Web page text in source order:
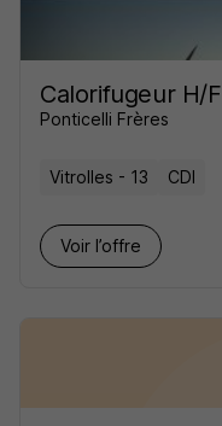
Calorifugeur H/F
Ponticelli Frères
Vitrolles - 13 CDI
Voir l’offre